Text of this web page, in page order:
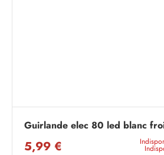
Guirlande elec 80 led blanc
5,99 €